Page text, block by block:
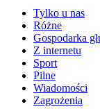
Tylko u nas
Różne
Gospodarka
Z internetu
Sport
Pilne
Wiadomości
Zagrożenia